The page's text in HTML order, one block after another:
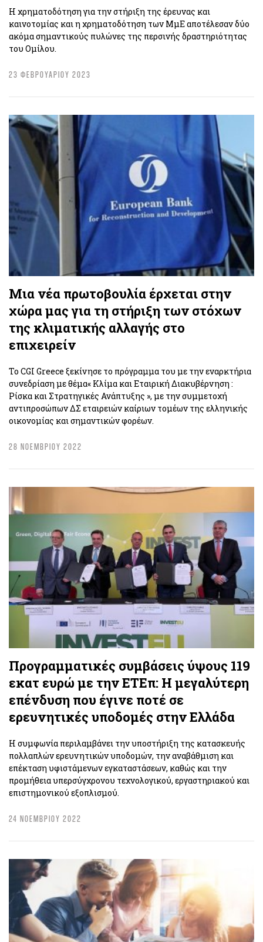
Η χρηματοδότηση για την στήριξη της έρευνας και
καινοτομίας και η χρηματοδότηση των ΜμΕ αποτέλεσαν δύο
ακόμα σημαντικούς πυλώνες της περσινής δραστηριότητας
του Ομίλου.
23 ΦΕΒΡΟΥΑΡΙΟΥ 2023
Μια νέα πρωτοβουλία έρχεται στην
χώρα μας για τη στήριξη των στόχων
της κλιματικής αλλαγής στο
επιχειρείν
Το CGI Greece ξεκίνησε το πρόγραμμα του με την εναρκτήρια
συνεδρίαση με θέμα« Κλίμα και Εταιρική Διακυβέρνηση :
Ρίσκα και Στρατηγικές Ανάπτυξης », με την συμμετοχή
αντιπροσώπων ΔΣ εταιρειών καίριων τομέων της ελληνικής
οικονομίας και σημαντικών φορέων.
28 ΝΟΕΜΒΡΙΟΥ 2022
Προγραμματικές συμβάσεις ύψους 119
εκατ ευρώ με την ΕΤΕπ: Η μεγαλύτερη
επένδυση που έγινε ποτέ σε
ερευνητικές υποδομές στην Ελλάδα
Η συμφωνία περιλαμβάνει την υποστήριξη της κατασκευής
πολλαπλών ερευνητικών υποδομών, την αναβάθμιση και
επέκταση υφιστάμενων εγκαταστάσεων, καθώς και την
προμήθεια υπερσύγχρονου τεχνολογικού, εργαστηριακού και
επιστημονικού εξοπλισμού.
24 ΝΟΕΜΒΡΙΟΥ 2022